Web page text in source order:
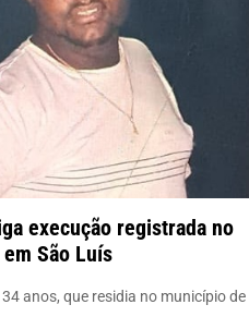
execução registrada no
São Luís
anos, que residia no município de